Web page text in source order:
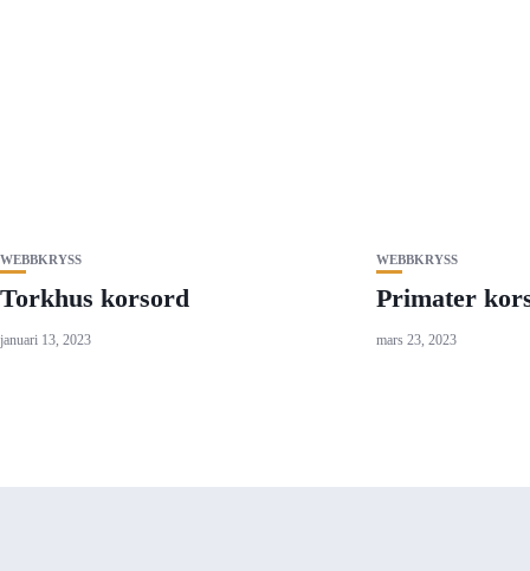
WEBBKRYSS
Torkhus korsord
januari 13, 2023
WEBBKRYSS
Primater
mars 23, 2023